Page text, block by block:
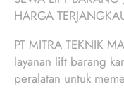
HARGA
PT MITRA TEKNIK
layanan lift barang
peralatan untuk